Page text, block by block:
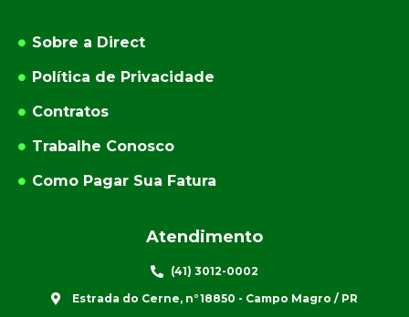
Sobre a Direct
Política de Privacidade
Contratos
Trabalhe Conosco
Como Pagar Sua Fatura
Atendimento
(41) 3012-0002
Estrada do Cerne, n°18850 - Campo Magro / PR